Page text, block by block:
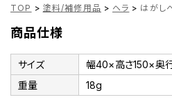
TOP > 塗料/補修用品 > ヘラ > はがし
商品仕様
サイズ
幅40×高さ150×奥
重量
18g